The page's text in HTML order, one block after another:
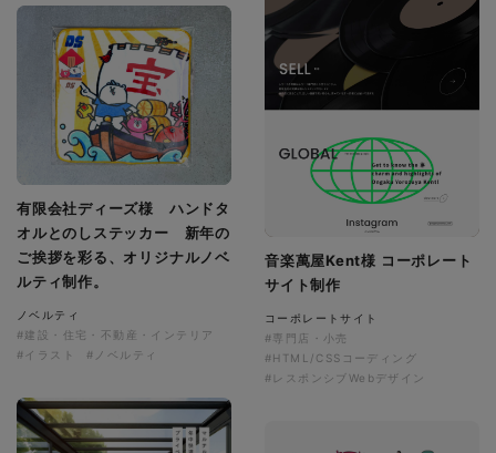
音楽萬屋Kent様 コーポレート
サイト制作
コーポレートサイト
#専門店・小売
#HTML/CSSコーディング
#レスポンシブWebデザイン
有限会社ディーズ様 ハンドタ
オルとのしステッカー 新年の
ご挨拶を彩る、オリジナルノベ
ルティ制作。
ノベルティ
#建設・住宅・不動産・インテリア
#イラスト
#ノベルティ